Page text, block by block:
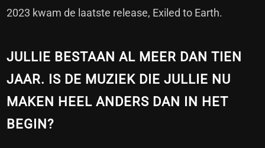
2023 kwam de laatste release, Exiled to Earth.
JULLIE BESTAAN AL MEER DAN TIEN
JAAR. IS DE MUZIEK DIE JULLIE NU
MAKEN HEEL ANDERS DAN IN HET
BEGIN?